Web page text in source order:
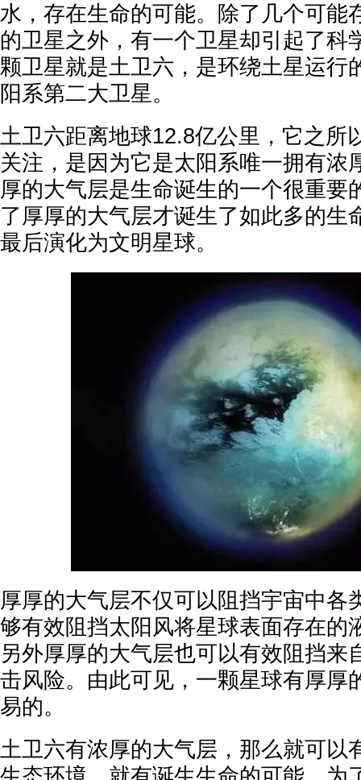
水，存在生命的可能。除了几个可能
的卫星之外，有一个卫星却引起了科
颗卫星就是土卫六，是环绕土星运行
阳系第二大卫星。
土卫六距离地球12.8亿公里，它之所
关注，是因为它是太阳系唯一拥有浓
厚的大气层是生命诞生的一个很重要
了厚厚的大气层才诞生了如此多的生
最后演化为文明星球。
厚厚的大气层不仅可以阻挡宇宙中各
够有效阻挡太阳风将星球表面存在的
另外厚厚的大气层也可以有效阻挡来
击风险。由此可见，一颗星球有厚厚
易的。
土卫六有浓厚的大气层，那么就可以